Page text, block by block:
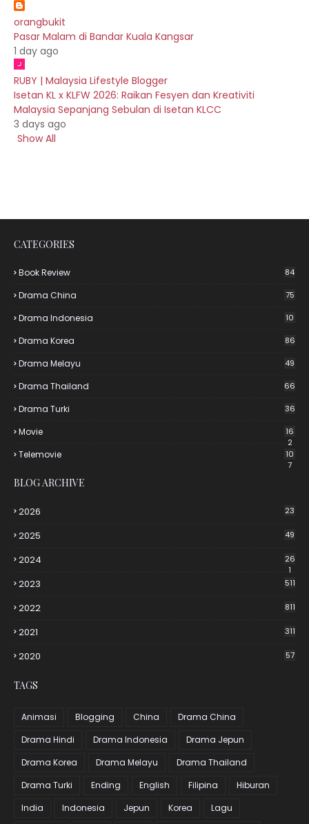
orangbukit
Pasar Malam di Bandar Kuala Kangsar
1 day ago
RUBY | Malaysia Lifestyle Blogger
Isetan KL x KLFW 2026: Raikan Fesyen dan Kreativiti
Malaysia Sepanjang Sebulan di Isetan KLCC
3 days ago
Show All
CATEGORIES
Book Review 84
Drama China 75
Drama Indonesia 10
Drama Korea 86
Drama Melayu 49
Drama Thailand 66
Drama Turki 36
Movie
16
2
Telemovie
10
7
BLOG ARCHIVE
2026 23
2025 49
2024
26
1
2023 511
2022 811
2021 311
2020 57
TAGS
Animasi Blogging China
Drama China
Drama Hindi
Drama Indonesia
Drama Jepun
Drama Korea
Drama Melayu
Drama Thailand
Drama Turki
Ending English Filipina
Hiburan
India
Indonesia Jepun Korea Lagu